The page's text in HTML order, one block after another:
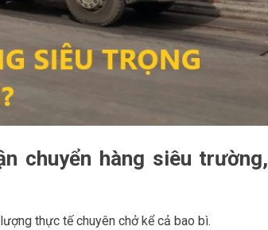
chuyển hàng siêu trường,
thực tế chuyên chở kể cả bao bì.